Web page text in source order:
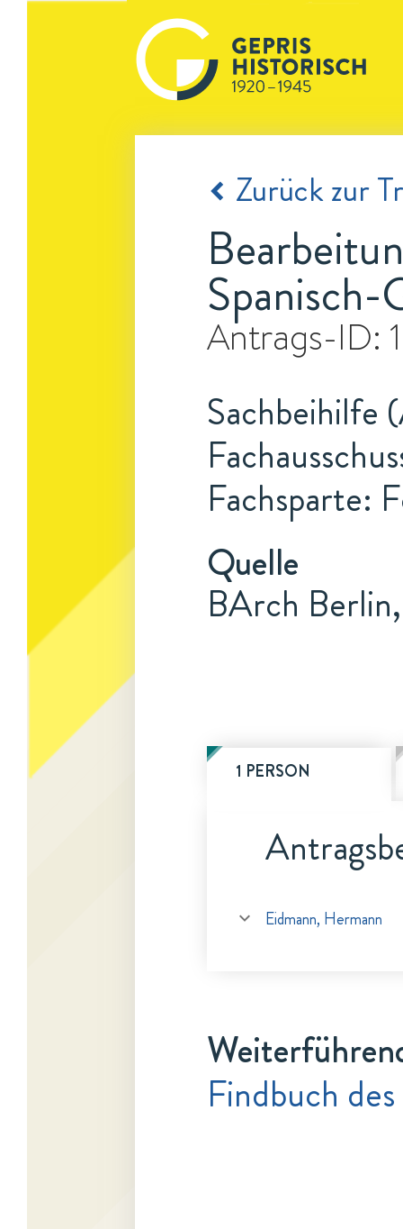
Zurück zur
Spanisch-
Antrags-ID:
Sachbeihilfe
Fachsparte:
Quelle
BArch
1 PERSON
Eidmann, Hermann
Findbuch